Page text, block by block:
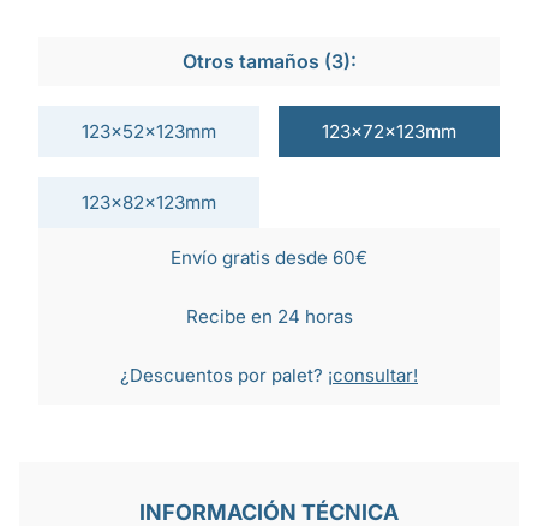
Otros tamaños (3):
123x52x123mm 123x72x123mm
123x82x123mm
Envío gratis desde 60€
Recibe en 24 horas
¿Descuentos por palet? ¡consultar!
INFORMACIÓN TÉCNICA